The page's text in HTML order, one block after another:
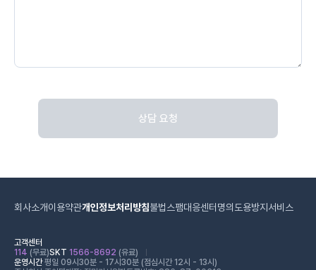
상담 요청
회사소개이용약관개인정보처리방침불법스팸대응센터 명의도용방지서비스
고객센터
114 (무료)SKT 1566-8692 (유료)
운영시간평일 09시30분 - 17시30분 (점심시간 12시 - 13시)